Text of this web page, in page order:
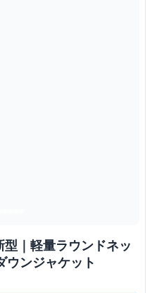
｜軽量ラウンドネッ
ウンジャケット